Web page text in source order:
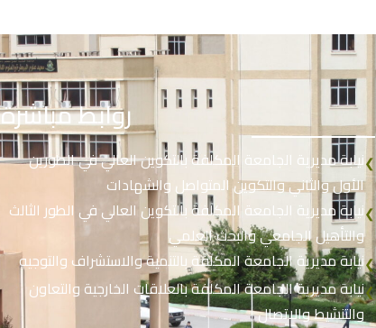
روابط مباشرة
❮نيابة مديرية الجامعة المكلفة بالتكوين العالي في الطورين
الأول والثاني والتكوين المتواصل والشهادات
❮نيابة مديرية الجامعة المكلفة بالتكوين العالي في الطور الثالث
والتأهيل الجامعي والبحث العلمي
❮نيابة مديرية الجامعة المكلفة بالتنمية والاستشراف والتوجيه
❮نيابة مديرية الجامعة المكلفة بالعلاقات الخارجية والتعاون
والتنشيط والاتصال